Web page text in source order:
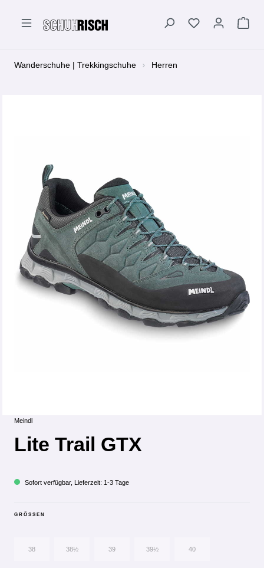
Wanderschuhe | Trekkingschuhe Herren
Meindl
Lite Trail GTX
Sofort verfügbar, Lieferzeit: 1-3 Tage
GRÖSSEN
38 38½ 39 39½ 40